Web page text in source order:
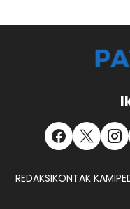
REDAKSIKONTAK KAMI